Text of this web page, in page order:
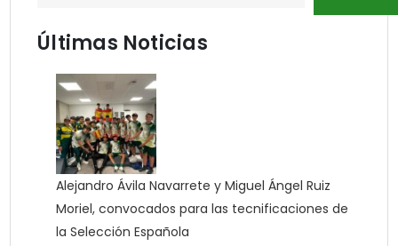
Últimas Noticias
Alejandro Ávila Navarrete y Miguel Ángel Ruiz
Moriel, convocados para las tecnificaciones de
la Selección Española